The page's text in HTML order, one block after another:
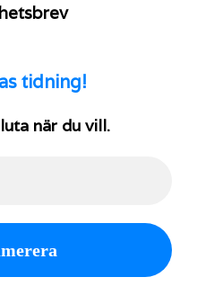
tidning!
när du vill.